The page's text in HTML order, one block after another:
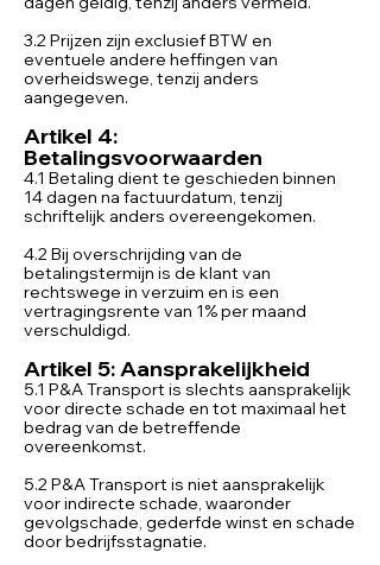
3.2 Prijzen zijn exclusief BTW en
eventuele andere heffingen van
overheidswege, tenzij anders
aangegeven.
Artikel 4:
Betalingsvoorwaarden
4.1 Betaling dient te geschieden binnen
14 dagen na factuurdatum, tenzij
schriftelijk anders overeengekomen.
4.2 Bij overschrijding van de
betalingstermijn is de klant van
rechtswege in verzuim en is een
vertragingsrente van 1% per maand
verschuldigd.
Artikel 5: Aansprakelijkheid
5.1 P&A Transport is slechts aansprakelijk
voor directe schade en tot maximaal het
bedrag van de betreffende
overeenkomst.
5.2 P&A Transport is niet aansprakelijk
voor indirecte schade, waaronder
gevolgschade, gederfde winst en schade
door bedrijfsstagnatie.